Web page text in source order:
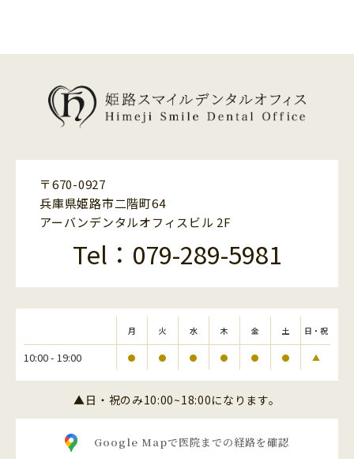
〒670-0927
兵庫県姫路市二階町64
アーバンデンタルオフィスビル 2F
Tel：079-289-5981
月 火 水 木 金 土 日・祝
10:00 - 19:00 ● ● ● ● ● ● ▲
▲日・祝のみ10:00~18:00になります。
Google Mapで医院までの経路を確認